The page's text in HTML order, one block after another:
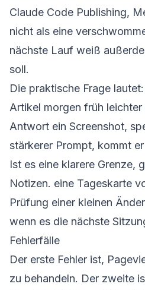
Claude Code Publishing,
nicht als eine
nächste Lauf weiß
soll.
Die praktische Frage
Artikel morgen früh
Antwort ein Screenshot,
stärkerer Prompt, kommt
Ist es eine klarere Grenze,
Notizen. eine Tageskarte
Prüfung einer kleinen
wenn es die nächste
Fehlerfälle
Der erste Fehler ist,
zu behandeln. Der zweite